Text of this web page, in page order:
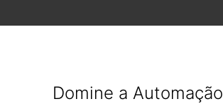
Domine a Automação